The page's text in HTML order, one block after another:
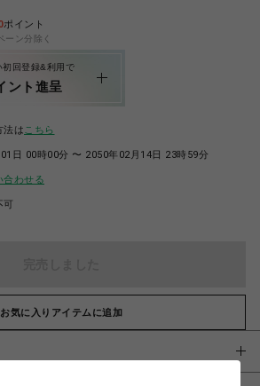
ポイント
ーン分除く
初回登録&利用で
ント進呈
法は こちら
日 00時00分 〜 2050年02月14日 23時59分
合わせる
可
お気に入りアイテムに追加